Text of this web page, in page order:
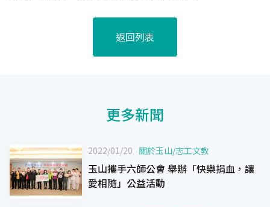
返回列表
更多新聞
2022/01/20 關於玉山/志工文教
玉山攜手六師公會 舉辦「快樂捐血，讓
愛相隨」公益活動